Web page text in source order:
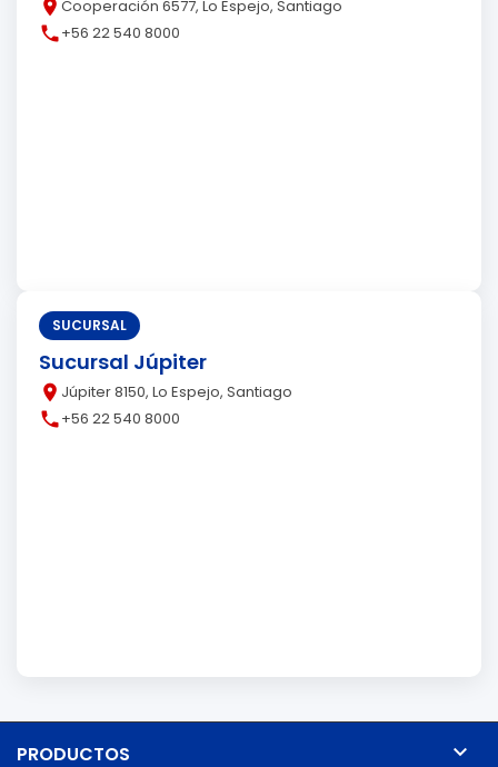
place Cooperación 6577, Lo Espejo, Santiago
call+56 22 540 8000
SUCURSAL
Sucursal Júpiter
place Júpiter 8150, Lo Espejo, Santiago
call+56 22 540 8000
PRODUCTOS 